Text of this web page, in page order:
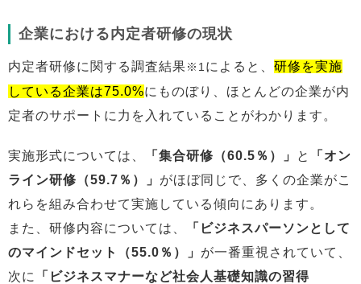
企業における内定者研修の現状
内定者研修に関する調査結果 ※1 によると、 研修を実施
している企業は75.0%にものぼり、ほとんどの企業が内
定者のサポートに力を入れていることがわかります。
実施形式については、 「集合研修（60.5％）」 と
「オン
ライン研修（59.7％）」 がほぼ同じで、多くの企業がこ
れらを組み合わせて実施している傾向にあります。
また、研修内容については、
「ビジネスパーソンとして
のマインドセット（55.0％）」 が一番重視されていて、
次に
「ビジネスマナーなど社会人基礎知識の習得